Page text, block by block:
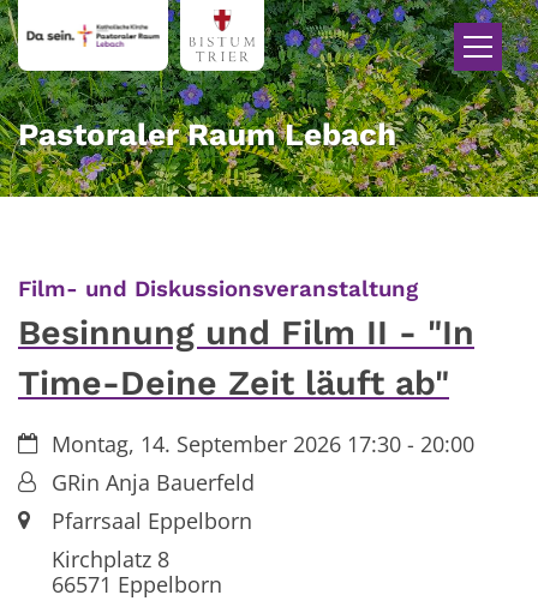
Zum Inhalt springen
Pastoraler Raum Lebach
Film- und Diskussionsveranstaltung:
Besinnung und Film II - "In
Time-Deine Zeit läuft ab"
Datum:Montag, 14. September 2026 17:30 - 20:00
Von:GRin Anja Bauerfeld
Ort:Pfarrsaal Eppelborn
Kirchplatz 8
66571 Eppelborn